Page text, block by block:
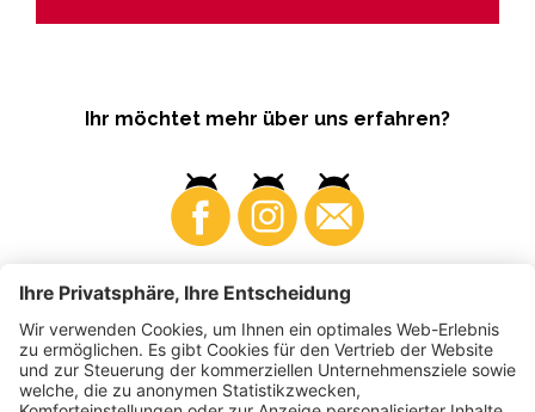
Ihr möchtet mehr über uns erfahren?
Business Produzenten